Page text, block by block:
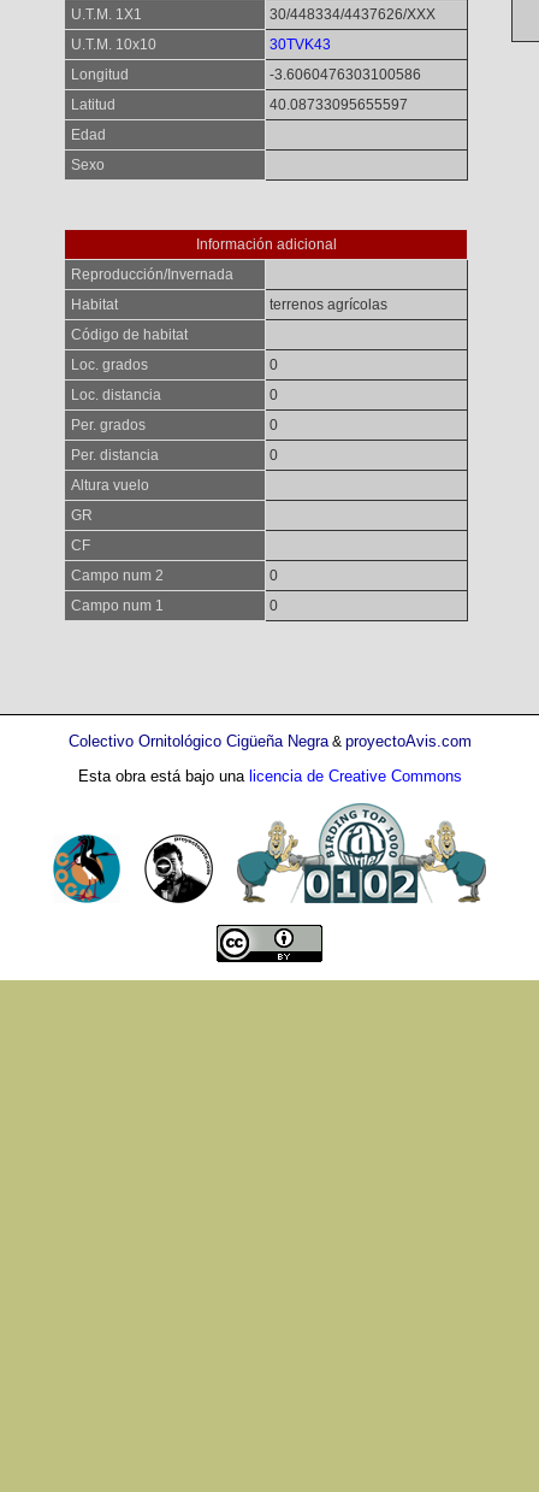
U.T.M. 1X1
30/448334/4437626/XXX
U.T.M. 10x10
30TVK43
Longitud
-3.6060476303100586
Latitud
40.08733095655597
Edad
Sexo
Información adicional
Reproducción/Invernada
Habitat
terrenos agrícolas
Código de habitat
Loc. grados
0
Loc. distancia
0
Per. grados
0
Per. distancia
0
Altura vuelo
GR
CF
Campo num 2
0
Campo num 1
0
Colectivo Ornitológico Cigüeña Negra& proyectoAvis.com
Esta obra está bajo una licencia de Creative Commons